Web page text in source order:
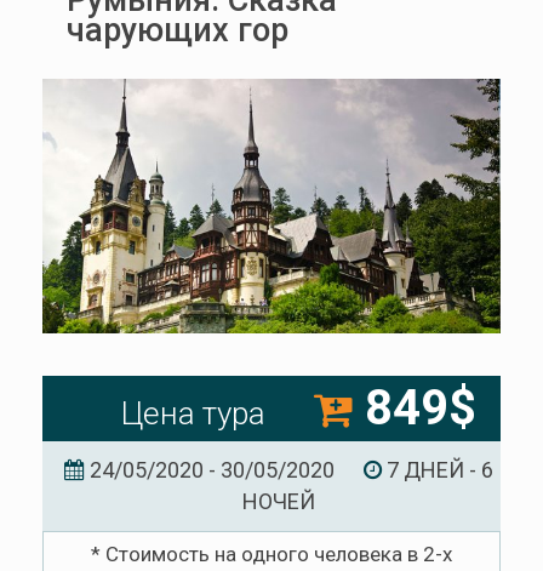
чарующих гор
Цена тура 849$
24/05/2020 - 30/05/2020
7 ДНЕЙ - 6
НОЧЕЙ
* Стоимость на одного человека в 2-х